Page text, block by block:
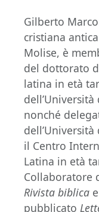
Gilberto
cristiana
Molise, è
del dottorato
latina in età
nonché
il Centro
Latina in età
Collaboratore
Rivista biblica e
pubblicato